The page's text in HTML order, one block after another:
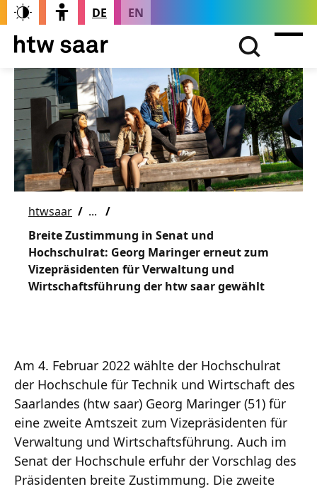
DE EN
htwsaar
Breite Zustimmung in Senat und
Hochschulrat: Georg Maringer erneut zum
Vizepräsidenten für Verwaltung und
Wirtschaftsführung der htw saar gewählt
Am 4. Februar 2022 wählte der Hochschulrat
der Hochschule für Technik und Wirtschaft des
Saarlandes (htw saar) Georg Maringer (51) für
eine zweite Amtszeit zum Vizepräsidenten für
Verwaltung und Wirtschaftsführung. Auch im
Senat der Hochschule erfuhr der Vorschlag des
Präsidenten breite Zustimmung. Die zweite